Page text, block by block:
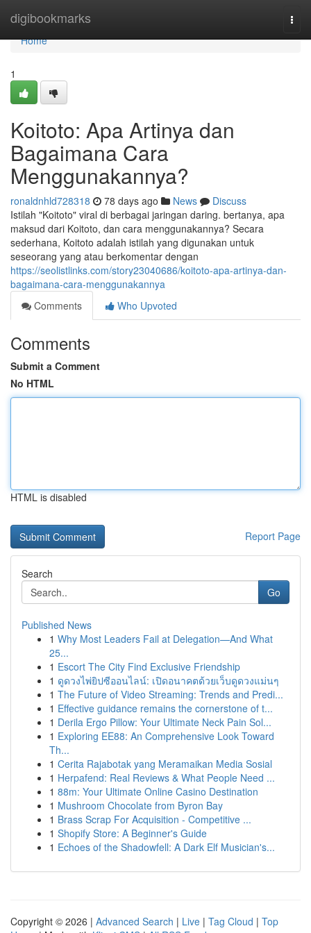
digibookmarks
Home
Home
1
Koitoto: Apa Artinya dan
Bagaimana Cara
Menggunakannya?
ronaldnhld728318 78 days ago News
Discuss
Istilah "Koitoto" viral di berbagai jaringan daring. bertanya, apa
maksud dari Koitoto, dan cara menggunakannya? Secara
sederhana, Koitoto adalah istilah yang digunakan untuk
seseorang yang atau berkomentar dengan
https://seolistlinks.com/story23040686/koitoto-apa-artinya-dan-
bagaimana-cara-menggunakannya
Comments
Who Upvoted
Comments
Submit a Comment
No HTML
HTML is disabled
Report Page
Search
Go
Published News
1 Why Most Leaders Fail at Delegation—And What
25...
1 Escort The City Find Exclusive Friendship
1 ดูดวงไพ่ยิปซีออนไลน์: เปิดอนาคตด้วยเว็บดูดวงแม่นๆ
1 The Future of Video Streaming: Trends and Predi...
1 Effective guidance remains the cornerstone of t...
1 Derila Ergo Pillow: Your Ultimate Neck Pain Sol...
1 Exploring EE88: An Comprehensive Look Toward
Th...
1 Cerita Rajabotak yang Meramaikan Media Sosial
1 Herpafend: Real Reviews & What People Need ...
1 88m: Your Ultimate Online Casino Destination
1 Mushroom Chocolate from Byron Bay
1 Brass Scrap For Acquisition - Competitive ...
1 Shopify Store: A Beginner's Guide
1 Echoes of the Shadowfell: A Dark Elf Musician's...
Copyright © 2026 | Advanced Search | Live | Tag Cloud | Top